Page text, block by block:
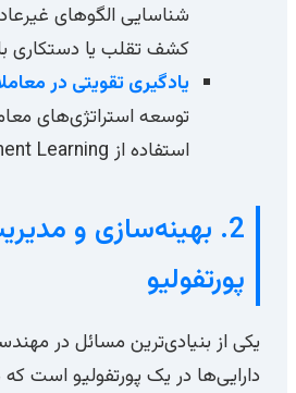
شناسایی الگوهای
کشف تقلب یا دستکاری
یادگیری تقویتی در
توسعه استراتژی‌های
استفاده از Reinforcement Learning.
2. بهینه‌سازی و
پورتفولیو
یکی از بنیادی‌ترین مسائل در
دارایی‌ها در یک پورتفولیو است